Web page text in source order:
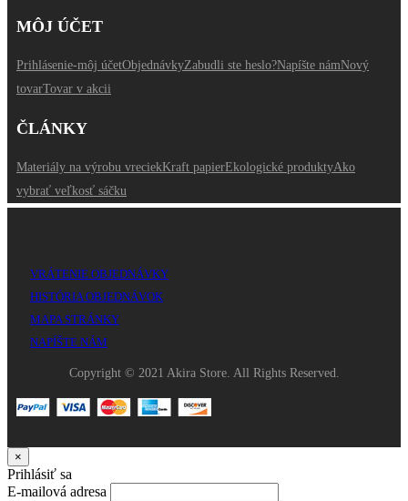
MÔJ ÚČET
Prihlásenie-môj účetObjednávkyZabudli ste heslo?Napíšte námNový
tovarTovar v akcii
ČLÁNKY
Materiály na výrobu vreciekKraft papierEkologické produktyAko
vybrať veľkosť sáčku
VRÁTENIE OBJEDNÁVKY
HISTÓRIA OBJEDNÁVOK
MAPA STRÁNKY
NAPÍŠTE NÁM
Copyright © 2021 Akira Store. All Rights Reserved.
×
Prihlásiť sa
E-mailová adresa